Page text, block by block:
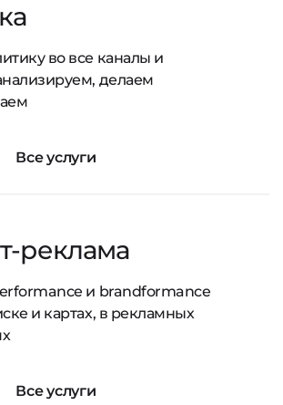
во все каналы и
делаем
Все услуги
реклама
и brandformance
и картах, в рекламных
Все услуги